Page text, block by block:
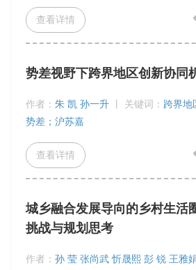
查看详情
势差视野下跨界地区创新协同
作者： 朱 凯 孙一升 关键词： 跨界地
势差；沪苏嘉
查看详情
城乡融合发展导向的乡村生活
挑战与规划思考
作者： 孙 莹 张尚武 忻晟熙 彭 锐 王雅